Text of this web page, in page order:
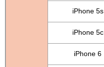
iPhone 5s
iPhone 5c
iPhone 6